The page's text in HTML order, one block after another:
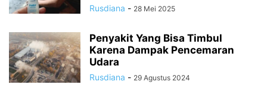
Rusdiana - 28 Mei 2025
Penyakit Yang Bisa Timbul
Karena Dampak Pencemaran
Udara
Rusdiana - 29 Agustus 2024